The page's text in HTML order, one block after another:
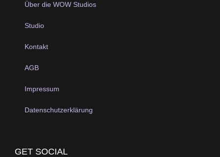
Über die WOW Studios
Studio
Kontakt
AGB
Impressum
Datenschutzerklärung
GET SOCIAL